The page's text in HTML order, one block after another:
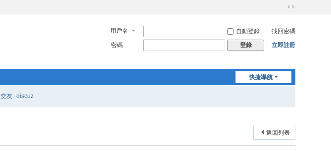
切
到
寬
用戶名 自動登錄
找回密碼
密碼
登錄 立即註冊
快捷導航
交友 discuz
返回列表